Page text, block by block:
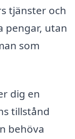
tjänster och
pengar, utan
som
dig en
tillstånd
behöva